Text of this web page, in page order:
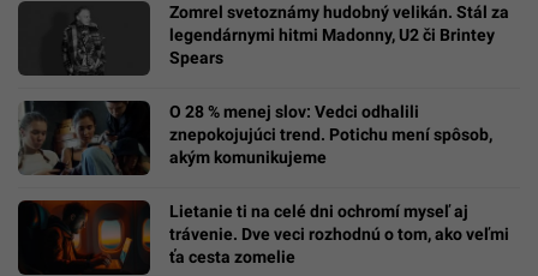
Zomrel svetoznámy hudobný velikán. Stál za
legendárnymi hitmi Madonny, U2 či Brintey
Spears
O 28 % menej slov: Vedci odhalili
znepokojujúci trend. Potichu mení spôsob,
akým komunikujeme
Lietanie ti na celé dni ochromí myseľ aj
trávenie. Dve veci rozhodnú o tom, ako veľmi
ťa cesta zomelie